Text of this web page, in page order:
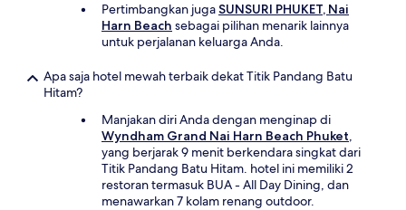
Pertimbangkan jugaSUNSURI PHUKET, Nai
Harn Beach sebagai pilihan menarik lainnya
untuk perjalanan keluarga Anda.
Apa saja hotel mewah terbaik dekat Titik Pandang Batu
Hitam?
Manjakan diri Anda dengan menginap di
Wyndham Grand Nai Harn Beach Phuket,
yang berjarak 9 menit berkendara singkat dari
Titik Pandang Batu Hitam. hotel ini memiliki 2
restoran termasuk BUA - All Day Dining, dan
menawarkan 7 kolam renang outdoor.